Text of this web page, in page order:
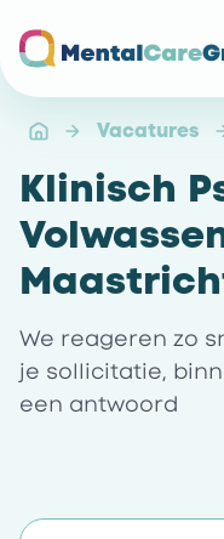
Vacatures
Klinisch
We reageren zo
je sollicitatie,
een antwoord